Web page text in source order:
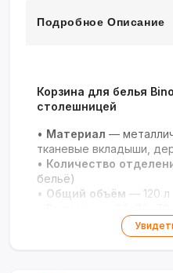
Подробное Описание
Корзина для белья
столешницей
• Материал —
тканевые вкладыши,
• Количество
бельё)
• Общий объём — 120 л
Особенности —
влагостойкость